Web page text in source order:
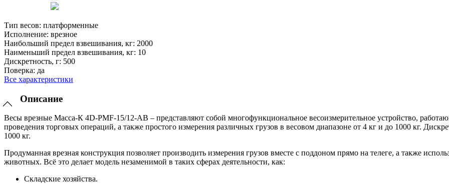
Тип весов: платформенные
Исполнение: врезное
Наибольший предел взвешивания, кг: 2000
Наименьший предел взвешивания, кг: 10
Дискретность, г: 500
Поверка: да
Все характеристики
Описание
Весы врезные Масса-К 4D-PMF-15/12-AB – представляют собой многофункциональное весоизмерительное устройство,
проведения торговых операций, а также простого измерения различных грузов в весовом диапазоне от 4 кг и до 1000 кг.
1000 кг.
Продуманная врезная конструкция позволяет производить измерения грузов вместе с поддоном прямо на телеге, а также
животных. Всё это делает модель незаменимой в таких сферах деятельности, как:
Складские хозяйства.